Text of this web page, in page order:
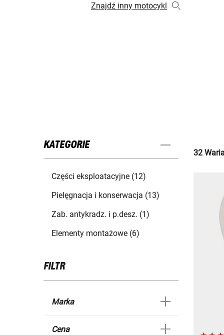
Znajdź inny motocykl
KATEGORIE
Części eksploatacyjne (12)
Pielęgnacja i konserwacja (13)
Zab. antykradz. i p.desz. (1)
Elementy montażowe (6)
FILTR
Marka
Cena
32